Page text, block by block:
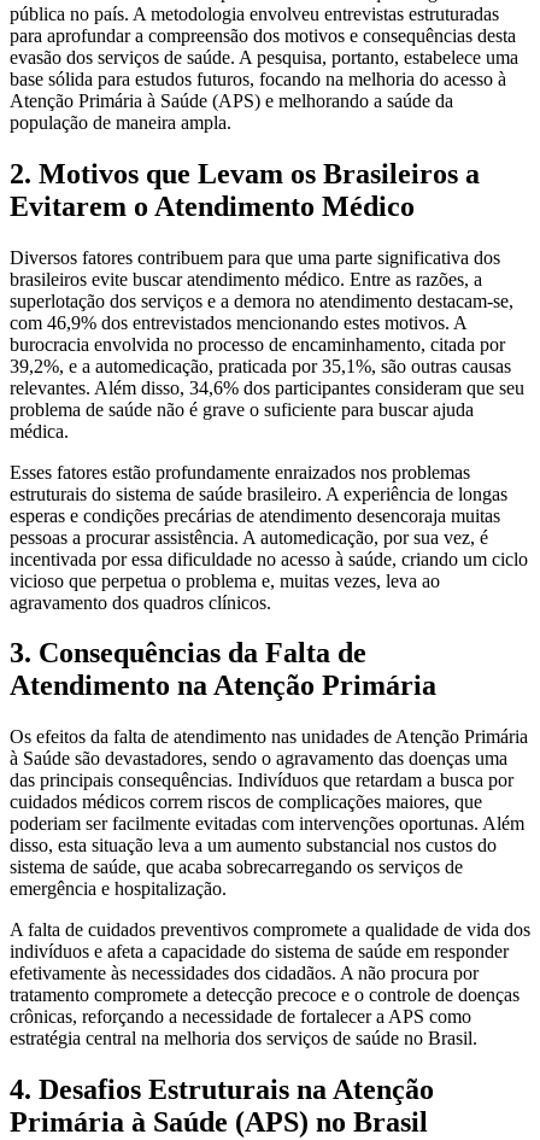
pública no país. A metodologia envolveu entrevistas estruturadas
para aprofundar a compreensão dos motivos e consequências desta
evasão dos serviços de saúde. A pesquisa, portanto, estabelece uma
base sólida para estudos futuros, focando na melhoria do acesso à
Atenção Primária à Saúde (APS) e melhorando a saúde da
população de maneira ampla.
2. Motivos que Levam os Brasileiros a
Evitarem o Atendimento Médico
Diversos fatores contribuem para que uma parte significativa dos
brasileiros evite buscar atendimento médico. Entre as razões, a
superlotação dos serviços e a demora no atendimento destacam-se,
com 46,9% dos entrevistados mencionando estes motivos. A
burocracia envolvida no processo de encaminhamento, citada por
39,2%, e a automedicação, praticada por 35,1%, são outras causas
relevantes. Além disso, 34,6% dos participantes consideram que seu
problema de saúde não é grave o suficiente para buscar ajuda
médica.
Esses fatores estão profundamente enraizados nos problemas
estruturais do sistema de saúde brasileiro. A experiência de longas
esperas e condições precárias de atendimento desencoraja muitas
pessoas a procurar assistência. A automedicação, por sua vez, é
incentivada por essa dificuldade no acesso à saúde, criando um ciclo
vicioso que perpetua o problema e, muitas vezes, leva ao
agravamento dos quadros clínicos.
3. Consequências da Falta de
Atendimento na Atenção Primária
Os efeitos da falta de atendimento nas unidades de Atenção Primária
à Saúde são devastadores, sendo o agravamento das doenças uma
das principais consequências. Indivíduos que retardam a busca por
cuidados médicos correm riscos de complicações maiores, que
poderiam ser facilmente evitadas com intervenções oportunas. Além
disso, esta situação leva a um aumento substancial nos custos do
sistema de saúde, que acaba sobrecarregando os serviços de
emergência e hospitalização.
A falta de cuidados preventivos compromete a qualidade de vida dos
indivíduos e afeta a capacidade do sistema de saúde em responder
efetivamente às necessidades dos cidadãos. A não procura por
tratamento compromete a detecção precoce e o controle de doenças
crônicas, reforçando a necessidade de fortalecer a APS como
estratégia central na melhoria dos serviços de saúde no Brasil.
4. Desafios Estruturais na Atenção
Primária à Saúde (APS) no Brasil